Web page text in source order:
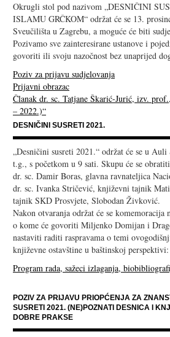
Okrugli stol pod nazivom „DESNIČINI
ISLAMU GRČKOM“ održat će se 13.
Sveučilišta u Zagrebu, a moguće će biti
Pozivamo sve zainteresirane ustanove i
govoriti ili svoju nazočnost bez unaprijed
Poziv za prijavu sudjelovanja
Prijavni obrazac
Članak dr. sc. Tatjane Škarić-Jurić, izv.
– 2022.)“
DESNIČINI SUSRETI 2021.
„Desničini susreti 2021.“ održat će se u
t.g., s početkom u 9 sati. Skupu će se
dr. sc. Damir Boras, glavna ravnateljica
dr. sc. Ivanka Stričević, književni tajnik
tajnik SKD Prosvjete, Slobodan Živković.
Nakon otvaranja održat će se
o kome će govoriti Miljenko Domijan i
nastaviti raditi raspravama o temi
književne ostavštine u baštinskoj
Program rada, sažeci izlaganja,
POZIV ZA PRIJAVU PRIOPĆENJA ZA
SUSRETI 2021. (NE)POZNATI DESNICA I
DOBRE PRAKSE